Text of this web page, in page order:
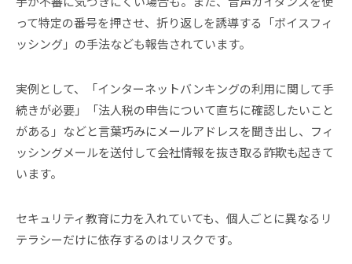
って特定の番号を押させ、折り返しを誘導する「ボイスフィ
ッシング」の手法なども報告されています。
実例として、「インターネットバンキングの利用に関して手
続きが必要」「法人税の申告について直ちに確認したいこと
がある」などと言葉巧みにメールアドレスを聞き出し、フィ
ッシングメールを送付して会社情報を抜き取る詐欺も起きて
います。
セキュリティ教育に力を入れていても、個人ごとに異なるリ
テラシーだけに依存するのはリスクです。